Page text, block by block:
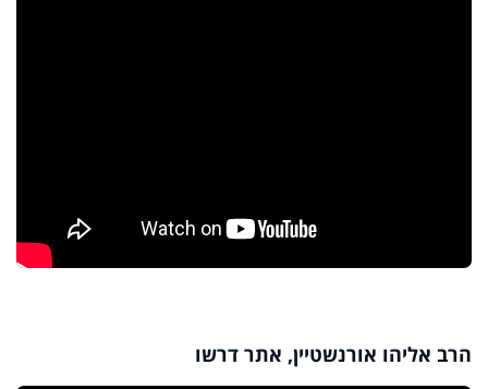
הרב אליהו אורנשטיין, אתר דרשו